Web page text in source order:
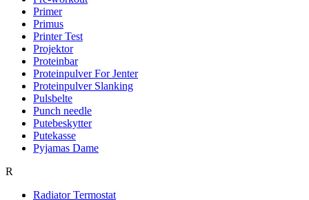
Primer
Primus
Printer Test
Projektor
Proteinbar
Proteinpulver For Jenter
Proteinpulver Slanking
Pulsbelte
Punch needle
Putebeskytter
Putekasse
Pyjamas Dame
R
Radiator Termostat